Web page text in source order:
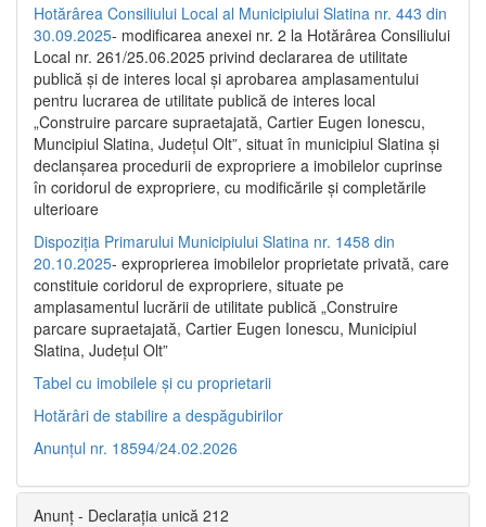
Hotărârea Consiliului Local al Municipiului Slatina nr. 443 din
30.09.2025- modificarea anexei nr. 2 la Hotărârea Consiliului
Local nr. 261/25.06.2025 privind declararea de utilitate
publică şi de interes local şi aprobarea amplasamentului
pentru lucrarea de utilitate publică de interes local
„Construire parcare supraetajată, Cartier Eugen Ionescu,
Muncipiul Slatina, Judeţul Olt”, situat în municipiul Slatina şi
declanşarea procedurii de expropriere a imobilelor cuprinse
în coridorul de expropriere, cu modificările şi completările
ulterioare
Dispoziția Primarului Municipiului Slatina nr. 1458 din
20.10.2025- exproprierea imobilelor proprietate privată, care
constituie coridorul de expropriere, situate pe
amplasamentul lucrării de utilitate publică „Construire
parcare supraetajată, Cartier Eugen Ionescu, Municipiul
Slatina, Județul Olt”
Tabel cu imobilele și cu proprietarii
Hotărâri de stabilire a despăgubirilor
Anunțul nr. 18594/24.02.2026
Anunț - Declarația unică 212